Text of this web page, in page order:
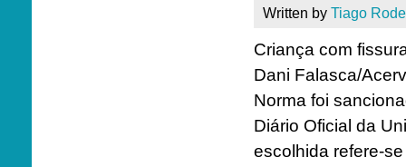
Written by Tiago
Criança com
Dani Falasca/
Norma foi
Diário Oficial da
escolhida refere-